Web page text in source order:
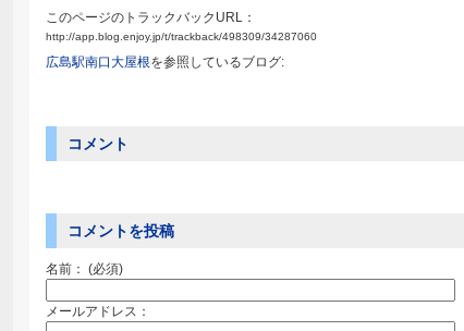
このページのトラックバックURL：
http://app.blog.enjoy.jp/t/trackback/498309/34287060
広島駅南口大屋根を参照しているブログ:
コメント
コメントを投稿
名前： (必須)
メールアドレス：